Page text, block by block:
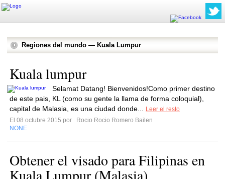
Regiones del mundo — Kuala Lumpur
Kuala lumpur
Selamat Datang! Bienvenidos!Como primer destino
de este pais, KL (como su gente la llama de forma coloquial),
capital de Malasia, es una ciudad donde...
Leer el resto
El 08 octubre 2015 por
Rocio Rocio Romero Bailen
NONE
Obtener el visado para Filipinas en
Kuala Lumpur (Malasia)